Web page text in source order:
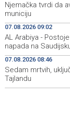
09:32 Crnogorska
09:31
Bećirović na
Cazina:Slobodarski
09:27
'Gastro
proizvođače
Njemačka tvrdi da
municiju
07.08.2026 09:02
AL Arabiya -
napada na
07.08.2026 08:46
Sedam mrtvih,
Tajlandu